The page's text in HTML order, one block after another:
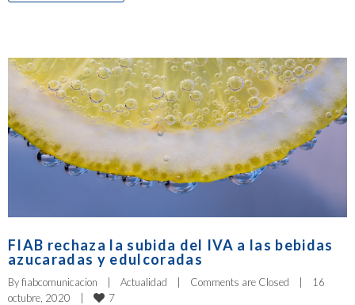
FIAB rechaza la subida del IVA a las bebidas
azucaradas y edulcoradas
By fiabcomunicacion Actualidad Comments are Closed
16
octubre, 2020
7